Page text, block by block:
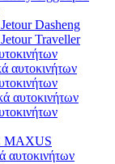
Dasheng
Traveller
αυτοκινήτων
αυτοκινήτων
MAXUS
αυτοκινήτων